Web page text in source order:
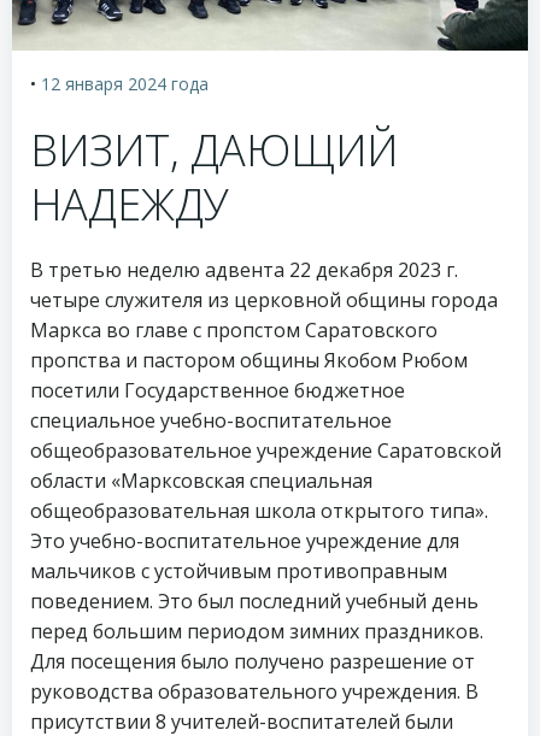
• 12 января 2024 года
ВИЗИТ, ДАЮЩИЙ
НАДЕЖДУ
В третью неделю адвента 22 декабря 2023 г.
четыре служителя из церковной общины города
Маркса во главе с пропстом Саратовского
пропства и пастором общины Якобом Рюбом
посетили Государственное бюджетное
специальное учебно-воспитательное
общеобразовательное учреждение Саратовской
области «Марксовская специальная
общеобразовательная школа открытого типа».
Это учебно-воспитательное учреждение для
мальчиков с устойчивым противоправным
поведением. Это был последний учебный день
перед большим периодом зимних праздников.
Для посещения было получено разрешение от
руководства образовательного учреждения. В
присутствии 8 учителей-воспитателей были